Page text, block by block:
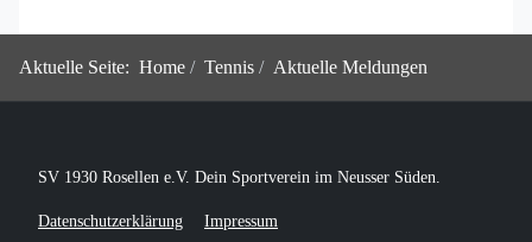
Aktuelle Seite: Home Tennis Aktuelle Meldungen
SV 1930 Rosellen e.V. Dein Sportverein im Neusser Süden.
Datenschutzerklärung Impressum